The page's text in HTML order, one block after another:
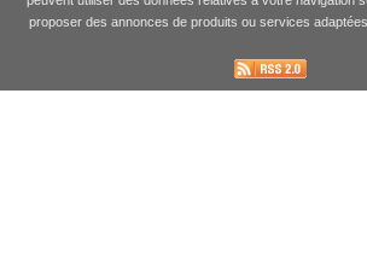
proposer des annonces de produits ou services